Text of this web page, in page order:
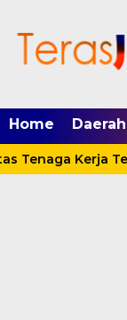
Home Daerah
Kerja